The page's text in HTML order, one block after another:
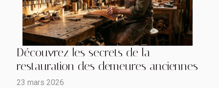
Découvrez les secrets de la
restauration des demeures anciennes
23 mars 2026